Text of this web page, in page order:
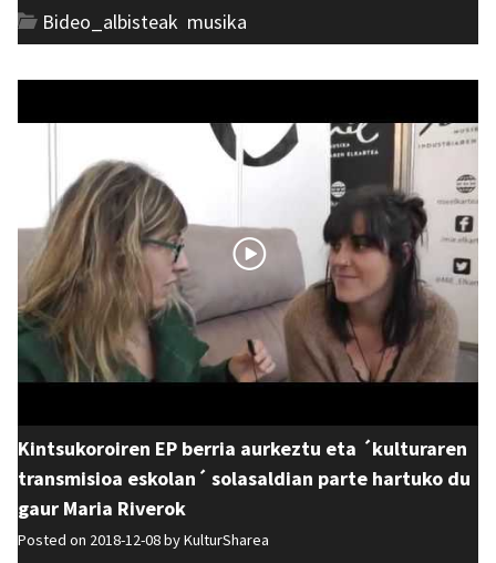
Bideo_albisteak musika
Kintsukoroiren EP berria aurkeztu eta ´kulturaren
transmisioa eskolan´ solasaldian parte hartuko du
gaur Maria Riverok
Posted on 2018-12-08 byKulturSharea